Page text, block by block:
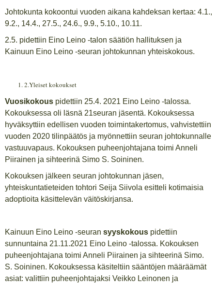
Johtokunta kokoontui vuoden aikana kahdeksan kertaa: 4.1.,
9.2., 14.4., 27.5., 24.6., 9.9., 5.10., 10.11.
2.5. pidettiin Eino Leino -talon säätiön hallituksen ja
Kainuun Eino Leino -seuran johtokunnan yhteiskokous.
2.Yleiset kokoukset
Vuosikokous pidettiin 25.4. 2021 Eino Leino -talossa.
Kokouksessa oli läsnä 21seuran jäsentä. Kokouksessa
hyväksyttiin edellisen vuoden toimintakertomus, vahvistettiin
vuoden 2020 tilinpäätös ja myönnettiin seuran johtokunnalle
vastuuvapaus. Kokouksen puheenjohtajana toimi Anneli
Piirainen ja sihteerinä Simo S. Soininen.
Kokouksen jälkeen seuran johtokunnan jäsen,
yhteiskuntatieteiden tohtori Seija Siivola esitteli kotimaisia
adoptioita käsittelevän väitöskirjansa.
Kainuun Eino Leino -seuran syyskokous pidettiin
sunnuntaina 21.11.2021 Eino Leino -talossa. Kokouksen
puheenjohtajana toimi Anneli Piirainen ja sihteerinä Simo.
S. Soininen. Kokouksessa käsiteltiin sääntöjen määräämät
asiat: valittiin puheenjohtajaksi Veikko Leinonen ja